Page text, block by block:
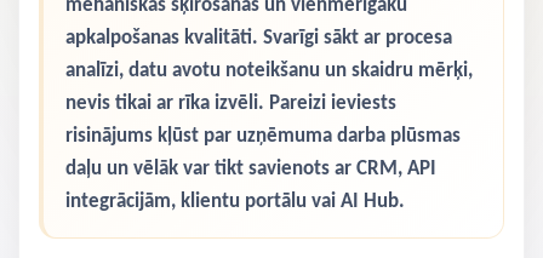
mehāniskas šķirošanas un vienmērīgāku
apkalpošanas kvalitāti. Svarīgi sākt ar procesa
analīzi, datu avotu noteikšanu un skaidru mērķi,
nevis tikai ar rīka izvēli. Pareizi ieviests
risinājums kļūst par uzņēmuma darba plūsmas
daļu un vēlāk var tikt savienots ar CRM, API
integrācijām, klientu portālu vai AI Hub.